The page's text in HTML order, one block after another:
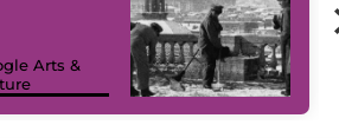
Arts &